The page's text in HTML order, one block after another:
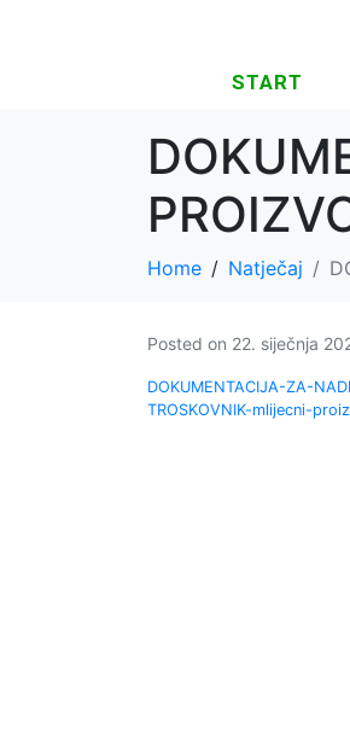
START
Home Natječaj
Posted on 22. siječnja
DOKUMENTACIJA-ZA-
TROSKOVNIK-mlijecni-